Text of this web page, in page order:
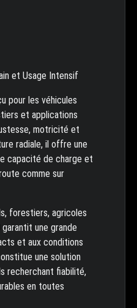
et Usage Intensif
pour les véhicules
et applications
motricité et
radiale, il offre une
capacité de charge et
comme sur
forestiers, agricoles
une grande
et aux conditions
une solution
recherchant fiabilité,
en toutes